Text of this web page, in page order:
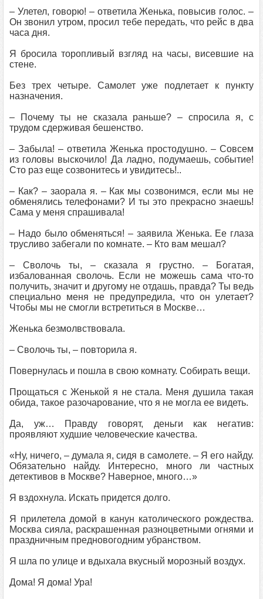
– Улетел, говорю! – ответила Женька, повысив голос. –
Он звонил утром, просил тебе передать, что рейс в два
часа дня.
Я бросила торопливый взгляд на часы, висевшие на
стене.
Без трех четыре. Самолет уже подлетает к пункту
назначения.
– Почему ты не сказала раньше? – спросила я, с
трудом сдерживая бешенство.
– Забыла! – ответила Женька простодушно. – Совсем
из головы выскочило! Да ладно, подумаешь, событие!
Сто раз еще созвонитесь и увидитесь!..
– Как? – заорала я. – Как мы созвонимся, если мы не
обменялись телефонами? И ты это прекрасно знаешь!
Сама у меня спрашивала!
– Надо было обменяться! – заявила Женька. Ее глаза
трусливо забегали по комнате. – Кто вам мешал?
– Сволочь ты, – сказала я грустно. – Богатая,
избалованная сволочь. Если не можешь сама что-то
получить, значит и другому не отдашь, правда? Ты ведь
специально меня не предупредила, что он улетает?
Чтобы мы не смогли встретиться в Москве…
Женька безмолвствовала.
– Сволочь ты, – повторила я.
Повернулась и пошла в свою комнату. Собирать вещи.
Прощаться с Женькой я не стала. Меня душила такая
обида, такое разочарование, что я не могла ее видеть.
Да, уж… Правду говорят, деньги как негатив:
проявляют худшие человеческие качества.
«Ну, ничего, – думала я, сидя в самолете. – Я его найду.
Обязательно найду. Интересно, много ли частных
детективов в Москве? Наверное, много…»
Я вздохнула. Искать придется долго.
Я прилетела домой в канун католического рождества.
Москва сияла, раскрашенная разноцветными огнями и
праздничным предновогодним убранством.
Я шла по улице и вдыхала вкусный морозный воздух.
Дома! Я дома! Ура!